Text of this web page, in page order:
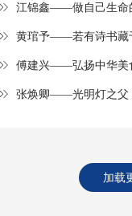
江锦鑫——做自己生命
黄琯予——若有诗书藏
傅建兴——弘扬中华美
张焕卿——光明灯之父
加载